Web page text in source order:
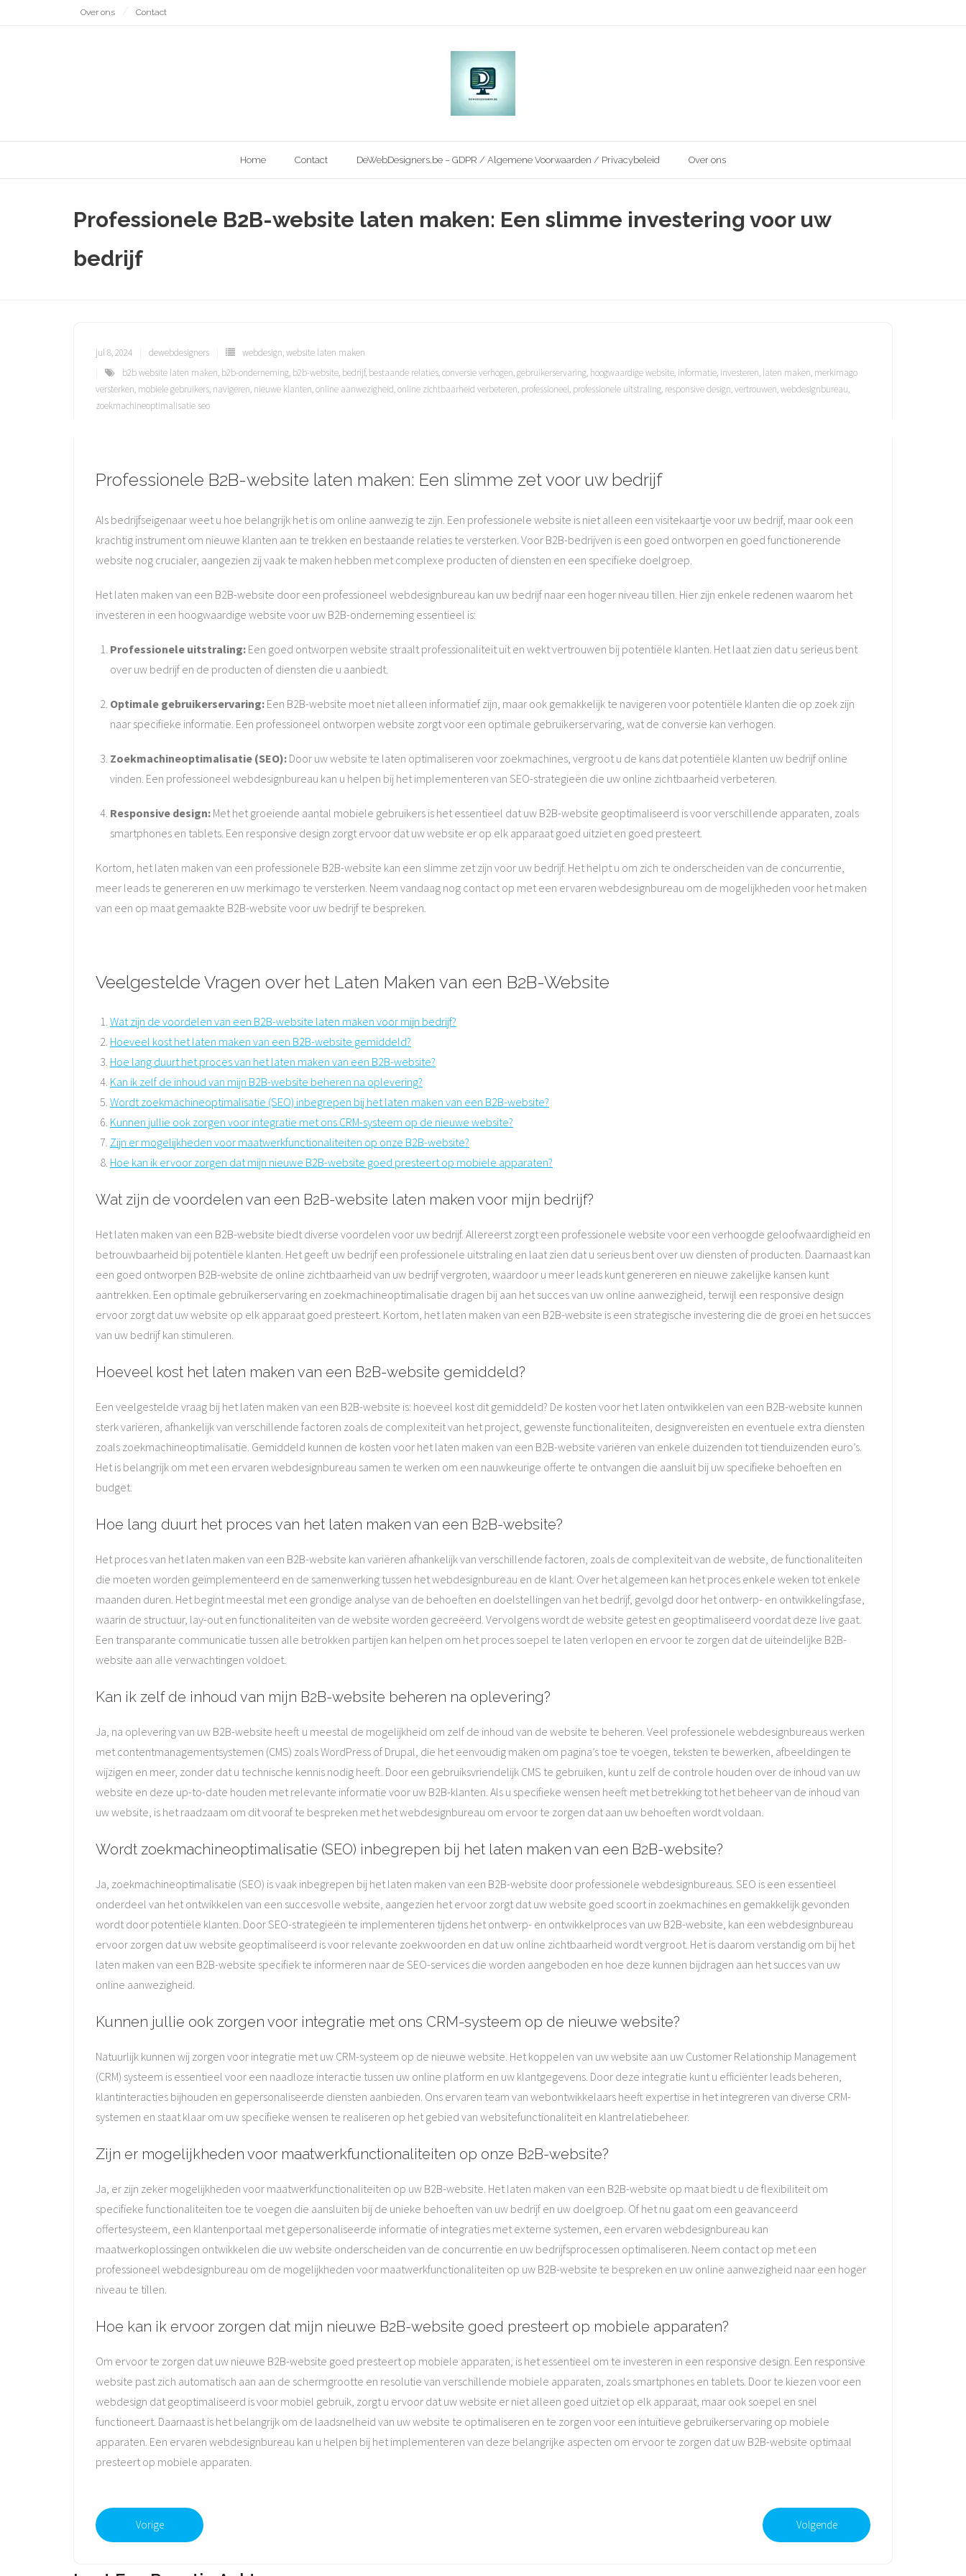
Over ons Contact
Home Contact DeWebDesigners.be – GDPR / Algemene Voorwaarden / Privacybeleid Over ons
Professionele B2B-website laten maken: Een slimme investering voor uw
bedrijf
jul 8, 2024 dewebdesigners webdesign,website laten maken
b2b website laten maken, b2b-onderneming, b2b-website, bedrijf, bestaande relaties,conversie verhogen,gebruikerservaring, hoogwaardige website, informatie, investeren, laten maken, merkimago
versterken, mobiele gebruikers, navigeren, nieuwe klanten,online aanwezigheid,online zichtbaarheid verbeteren, professioneel, professionele uitstraling, responsive design,vertrouwen,webdesignbureau,
zoekmachineoptimalisatie seo
Professionele B2B-website laten maken: Een slimme zet voor uw bedrijf
Als bedrijfseigenaar weet u hoe belangrijk het is om online aanwezig te zijn. Een professionele website is niet alleen een visitekaartje voor uw bedrijf, maar ook een
krachtig instrument om nieuwe klanten aan te trekken en bestaande relaties te versterken. Voor B2B-bedrijven is een goed ontworpen en goed functionerende
website nog crucialer, aangezien zij vaak te maken hebben met complexe producten of diensten en een specifieke doelgroep.
Het laten maken van een B2B-website door een professioneel webdesignbureau kan uw bedrijf naar een hoger niveau tillen. Hier zijn enkele redenen waarom het
investeren in een hoogwaardige website voor uw B2B-onderneming essentieel is:
Professionele uitstraling: Een goed ontworpen website straalt professionaliteit uit en wekt vertrouwen bij potentiële klanten. Het laat zien dat u serieus bent
over uw bedrijf en de producten of diensten die u aanbiedt.
Optimale gebruikerservaring: Een B2B-website moet niet alleen informatief zijn, maar ook gemakkelijk te navigeren voor potentiële klanten die op zoek zijn
naar specifieke informatie. Een professioneel ontworpen website zorgt voor een optimale gebruikerservaring, wat de conversie kan verhogen.
Zoekmachineoptimalisatie (SEO): Door uw website te laten optimaliseren voor zoekmachines, vergroot u de kans dat potentiële klanten uw bedrijf online
vinden. Een professioneel webdesignbureau kan u helpen bij het implementeren van SEO-strategieën die uw online zichtbaarheid verbeteren.
Responsive design: Met het groeiende aantal mobiele gebruikers is het essentieel dat uw B2B-website geoptimaliseerd is voor verschillende apparaten, zoals
smartphones en tablets. Een responsive design zorgt ervoor dat uw website er op elk apparaat goed uitziet en goed presteert.
Kortom, het laten maken van een professionele B2B-website kan een slimme zet zijn voor uw bedrijf. Het helpt u om zich te onderscheiden van de concurrentie,
meer leads te genereren en uw merkimago te versterken. Neem vandaag nog contact op met een ervaren webdesignbureau om de mogelijkheden voor het maken
van een op maat gemaakte B2B-website voor uw bedrijf te bespreken.
Veelgestelde Vragen over het Laten Maken van een B2B-Website
Wat zijn de voordelen van een B2B-website laten maken voor mijn bedrijf?
Hoeveel kost het laten maken van een B2B-website gemiddeld?
Hoe lang duurt het proces van het laten maken van een B2B-website?
Kan ik zelf de inhoud van mijn B2B-website beheren na oplevering?
Wordt zoekmachineoptimalisatie (SEO) inbegrepen bij het laten maken van een B2B-website?
Kunnen jullie ook zorgen voor integratie met ons CRM-systeem op de nieuwe website?
Zijn er mogelijkheden voor maatwerkfunctionaliteiten op onze B2B-website?
Hoe kan ik ervoor zorgen dat mijn nieuwe B2B-website goed presteert op mobiele apparaten?
Wat zijn de voordelen van een B2B-website laten maken voor mijn bedrijf?
Het laten maken van een B2B-website biedt diverse voordelen voor uw bedrijf. Allereerst zorgt een professionele website voor een verhoogde geloofwaardigheid en
betrouwbaarheid bij potentiële klanten. Het geeft uw bedrijf een professionele uitstraling en laat zien dat u serieus bent over uw diensten of producten. Daarnaast kan
een goed ontworpen B2B-website de online zichtbaarheid van uw bedrijf vergroten, waardoor u meer leads kunt genereren en nieuwe zakelijke kansen kunt
aantrekken. Een optimale gebruikerservaring en zoekmachineoptimalisatie dragen bij aan het succes van uw online aanwezigheid, terwijl een responsive design
ervoor zorgt dat uw website op elk apparaat goed presteert. Kortom, het laten maken van een B2B-website is een strategische investering die de groei en het succes
van uw bedrijf kan stimuleren.
Hoeveel kost het laten maken van een B2B-website gemiddeld?
Een veelgestelde vraag bij het laten maken van een B2B-website is: hoeveel kost dit gemiddeld? De kosten voor het laten ontwikkelen van een B2B-website kunnen
sterk variëren, afhankelijk van verschillende factoren zoals de complexiteit van het project, gewenste functionaliteiten, designvereisten en eventuele extra diensten
zoals zoekmachineoptimalisatie. Gemiddeld kunnen de kosten voor het laten maken van een B2B-website variëren van enkele duizenden tot tienduizenden euro’s.
Het is belangrijk om met een ervaren webdesignbureau samen te werken om een nauwkeurige offerte te ontvangen die aansluit bij uw specifieke behoeften en
budget.
Hoe lang duurt het proces van het laten maken van een B2B-website?
Het proces van het laten maken van een B2B-website kan variëren afhankelijk van verschillende factoren, zoals de complexiteit van de website, de functionaliteiten
die moeten worden geïmplementeerd en de samenwerking tussen het webdesignbureau en de klant. Over het algemeen kan het proces enkele weken tot enkele
maanden duren. Het begint meestal met een grondige analyse van de behoeften en doelstellingen van het bedrijf, gevolgd door het ontwerp- en ontwikkelingsfase,
waarin de structuur, lay-out en functionaliteiten van de website worden gecreëerd. Vervolgens wordt de website getest en geoptimaliseerd voordat deze live gaat.
Een transparante communicatie tussen alle betrokken partijen kan helpen om het proces soepel te laten verlopen en ervoor te zorgen dat de uiteindelijke B2B-
website aan alle verwachtingen voldoet.
Kan ik zelf de inhoud van mijn B2B-website beheren na oplevering?
Ja, na oplevering van uw B2B-website heeft u meestal de mogelijkheid om zelf de inhoud van de website te beheren. Veel professionele webdesignbureaus werken
met contentmanagementsystemen (CMS) zoals WordPress of Drupal, die het eenvoudig maken om pagina’s toe te voegen, teksten te bewerken, afbeeldingen te
wijzigen en meer, zonder dat u technische kennis nodig heeft. Door een gebruiksvriendelijk CMS te gebruiken, kunt u zelf de controle houden over de inhoud van uw
website en deze up-to-date houden met relevante informatie voor uw B2B-klanten. Als u specifieke wensen heeft met betrekking tot het beheer van de inhoud van
uw website, is het raadzaam om dit vooraf te bespreken met het webdesignbureau om ervoor te zorgen dat aan uw behoeften wordt voldaan.
Wordt zoekmachineoptimalisatie (SEO) inbegrepen bij het laten maken van een B2B-website?
Ja, zoekmachineoptimalisatie (SEO) is vaak inbegrepen bij het laten maken van een B2B-website door professionele webdesignbureaus. SEO is een essentieel
onderdeel van het ontwikkelen van een succesvolle website, aangezien het ervoor zorgt dat uw website goed scoort in zoekmachines en gemakkelijk gevonden
wordt door potentiële klanten. Door SEO-strategieën te implementeren tijdens het ontwerp- en ontwikkelproces van uw B2B-website, kan een webdesignbureau
ervoor zorgen dat uw website geoptimaliseerd is voor relevante zoekwoorden en dat uw online zichtbaarheid wordt vergroot. Het is daarom verstandig om bij het
laten maken van een B2B-website specifiek te informeren naar de SEO-services die worden aangeboden en hoe deze kunnen bijdragen aan het succes van uw
online aanwezigheid.
Kunnen jullie ook zorgen voor integratie met ons CRM-systeem op de nieuwe website?
Natuurlijk kunnen wij zorgen voor integratie met uw CRM-systeem op de nieuwe website. Het koppelen van uw website aan uw Customer Relationship Management
(CRM) systeem is essentieel voor een naadloze interactie tussen uw online platform en uw klantgegevens. Door deze integratie kunt u efficiënter leads beheren,
klantinteracties bijhouden en gepersonaliseerde diensten aanbieden. Ons ervaren team van webontwikkelaars heeft expertise in het integreren van diverse CRM-
systemen en staat klaar om uw specifieke wensen te realiseren op het gebied van websitefunctionaliteit en klantrelatiebeheer.
Zijn er mogelijkheden voor maatwerkfunctionaliteiten op onze B2B-website?
Ja, er zijn zeker mogelijkheden voor maatwerkfunctionaliteiten op uw B2B-website. Het laten maken van een B2B-website op maat biedt u de flexibiliteit om
specifieke functionaliteiten toe te voegen die aansluiten bij de unieke behoeften van uw bedrijf en uw doelgroep. Of het nu gaat om een geavanceerd
offertesysteem, een klantenportaal met gepersonaliseerde informatie of integraties met externe systemen, een ervaren webdesignbureau kan
maatwerkoplossingen ontwikkelen die uw website onderscheiden van de concurrentie en uw bedrijfsprocessen optimaliseren. Neem contact op met een
professioneel webdesignbureau om de mogelijkheden voor maatwerkfunctionaliteiten op uw B2B-website te bespreken en uw online aanwezigheid naar een hoger
niveau te tillen.
Hoe kan ik ervoor zorgen dat mijn nieuwe B2B-website goed presteert op mobiele apparaten?
Om ervoor te zorgen dat uw nieuwe B2B-website goed presteert op mobiele apparaten, is het essentieel om te investeren in een responsive design. Een responsive
website past zich automatisch aan aan de schermgrootte en resolutie van verschillende mobiele apparaten, zoals smartphones en tablets. Door te kiezen voor een
webdesign dat geoptimaliseerd is voor mobiel gebruik, zorgt u ervoor dat uw website er niet alleen goed uitziet op elk apparaat, maar ook soepel en snel
functioneert. Daarnaast is het belangrijk om de laadsnelheid van uw website te optimaliseren en te zorgen voor een intuïtieve gebruikerservaring op mobiele
apparaten. Een ervaren webdesignbureau kan u helpen bij het implementeren van deze belangrijke aspecten om ervoor te zorgen dat uw B2B-website optimaal
presteert op mobiele apparaten.
Vorige Volgende